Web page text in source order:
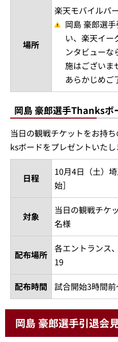
場所
楽天モバイルパ
岡島 豪郎選
い、楽天イー
ンタビューな
施はございま
あらかじめご
岡島 豪郎選手Thanksボ
当日の観戦チケットをお持
ksボードをプレゼントいたし
日程
10月4日（土）
始］
対象
当日の観戦チケ
名様
配布場所
各エントランス
19
配布時間
試合開始3時間
岡島 豪郎選手引退会